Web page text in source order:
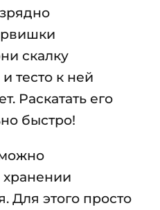
скалку
тесто к ней
Раскатать его
быстро!
хранении
Для этого просто